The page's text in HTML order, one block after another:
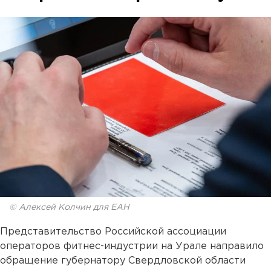
© Алексей Колчин для ЕАН
Представительство Российской ассоциации
операторов фитнес-индустрии на Урале направило
обращение губернатору Свердловской области